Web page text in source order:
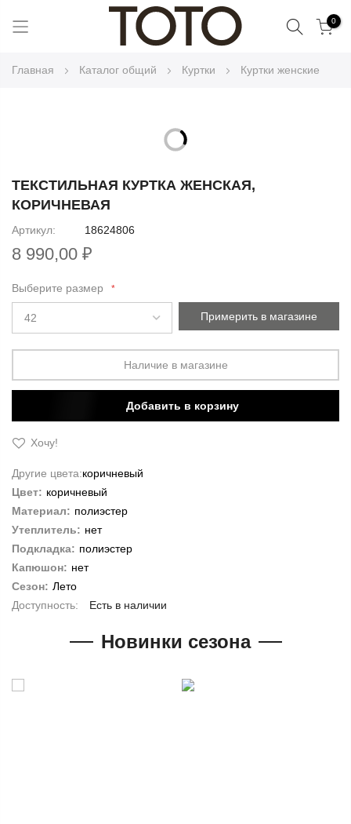
Поиск0
Главная Каталог общий Куртки Куртки женские
end
of
the
images
to
the
of
the
gallery
ТЕКСТИЛЬНАЯ КУРТКА ЖЕНСКАЯ,
КОРИЧНЕВАЯ
Артикул 18624806
8 990,00 ₽
Выберите размер
Примерить в магазине
Наличие в магазине
Добавить в корзину
Хочу!
Другие цвета:коричневый
Цвет: коричневый
Материал: полиэстер
Утеплитель: нет
Подкладка: полиэстер
Капюшон: нет
Сезон: Лето
Есть в наличии
Новинки сезона